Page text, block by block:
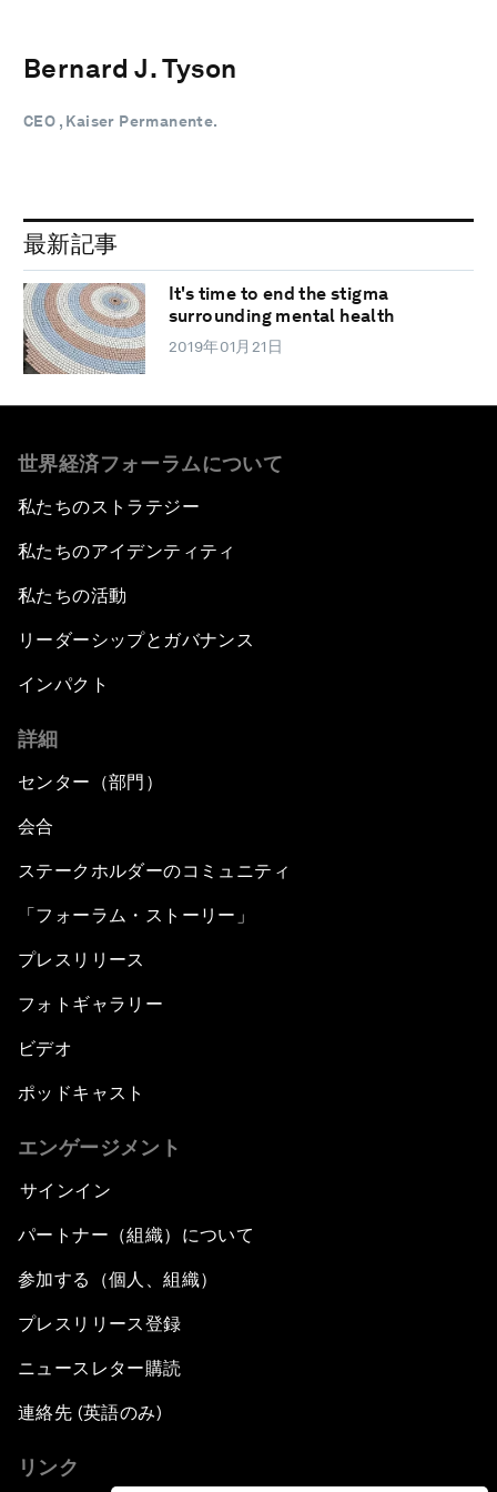
Bernard J. Tyson
CEO , Kaiser Permanente.
最新記事
It's time to end the stigma
surrounding mental health
2019年01月21日
世界経済フォーラムについて
私たちのストラテジー
私たちのアイデンティティ
私たちの活動
リーダーシップとガバナンス
インパクト
詳細
センター（部門）
会合
ステークホルダーのコミュニティ
「フォーラム・ストーリー」
プレスリリース
フォトギャラリー
ビデオ
ポッドキャスト
エンゲージメント
サインイン
パートナー（組織）について
参加する（個人、組織）
プレスリリース登録
ニュースレター購読
連絡先 (英語のみ)
リンク